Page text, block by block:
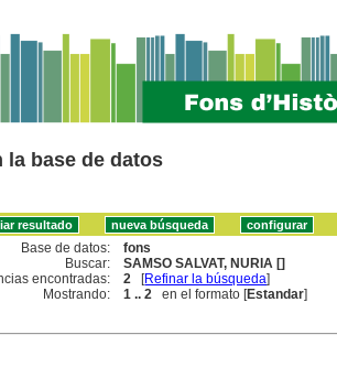
la base de datos
Base de datos:
fons
Buscar:
SAMSO SALVAT, NURIA []
encontradas:
2 [Refinar la búsqueda]
Mostrando:
1 .. 2 en el formato [Estandar]